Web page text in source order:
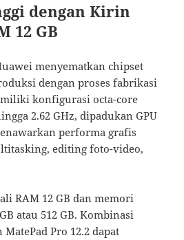
dengan Kirin
12 GB
menyematkan chipset
dengan proses fabrikasi
konfigurasi octa-core
2.62 GHz, dipadukan GPU
performa grafis
editing foto-video,
RAM 12 GB dan memori
atau 512 GB. Kombinasi
Pro 12.2 dapat